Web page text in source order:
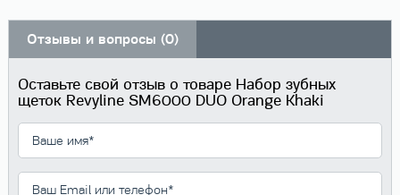
Отзывы и вопросы (0)
Оставьте свой отзыв о товаре Набор зубных
щеток Revyline SM6000 DUO Orange Khaki